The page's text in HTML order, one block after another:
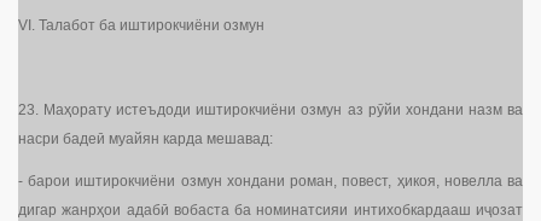
VI. Талабот ба иштирокчиёни озмун
23. Маҳорату истеъдоди иштирокчиёни озмун аз рӯйи хондани назм ва
насри бадеӣ муайян карда мешавад:
- барои иштирокчиёни озмун хондани роман, повест, ҳикоя, новелла ва
дигар жанрҳои адабӣ вобаста ба номинатсияи интихобкардааш иҷозат